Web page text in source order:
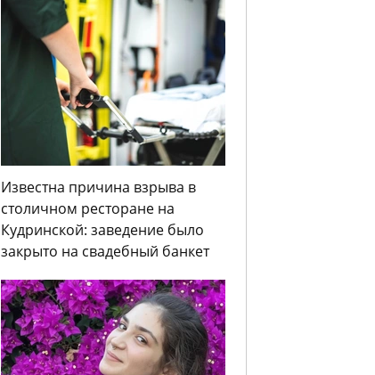
Известна причина взрыва в
столичном ресторане на
Кудринской: заведение было
закрыто на свадебный банкет